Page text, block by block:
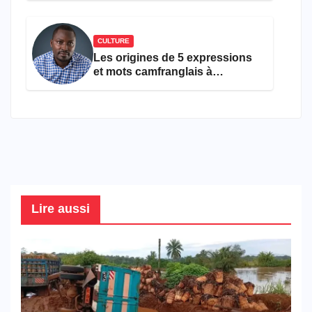
CULTURE
Les origines de 5 expressions
et mots camfranglais à
Lire aussi